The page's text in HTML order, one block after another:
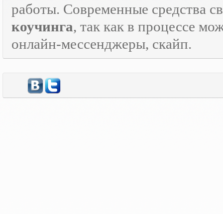
работы. Современные средства
коучинга, так как в процессе
онлайн-мессенджеры, скайп.